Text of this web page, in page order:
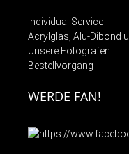
Individual Service
Acrylglas, Alu-Dibond
Unsere Fotografen
Bestellvorgang
WERDE FAN!